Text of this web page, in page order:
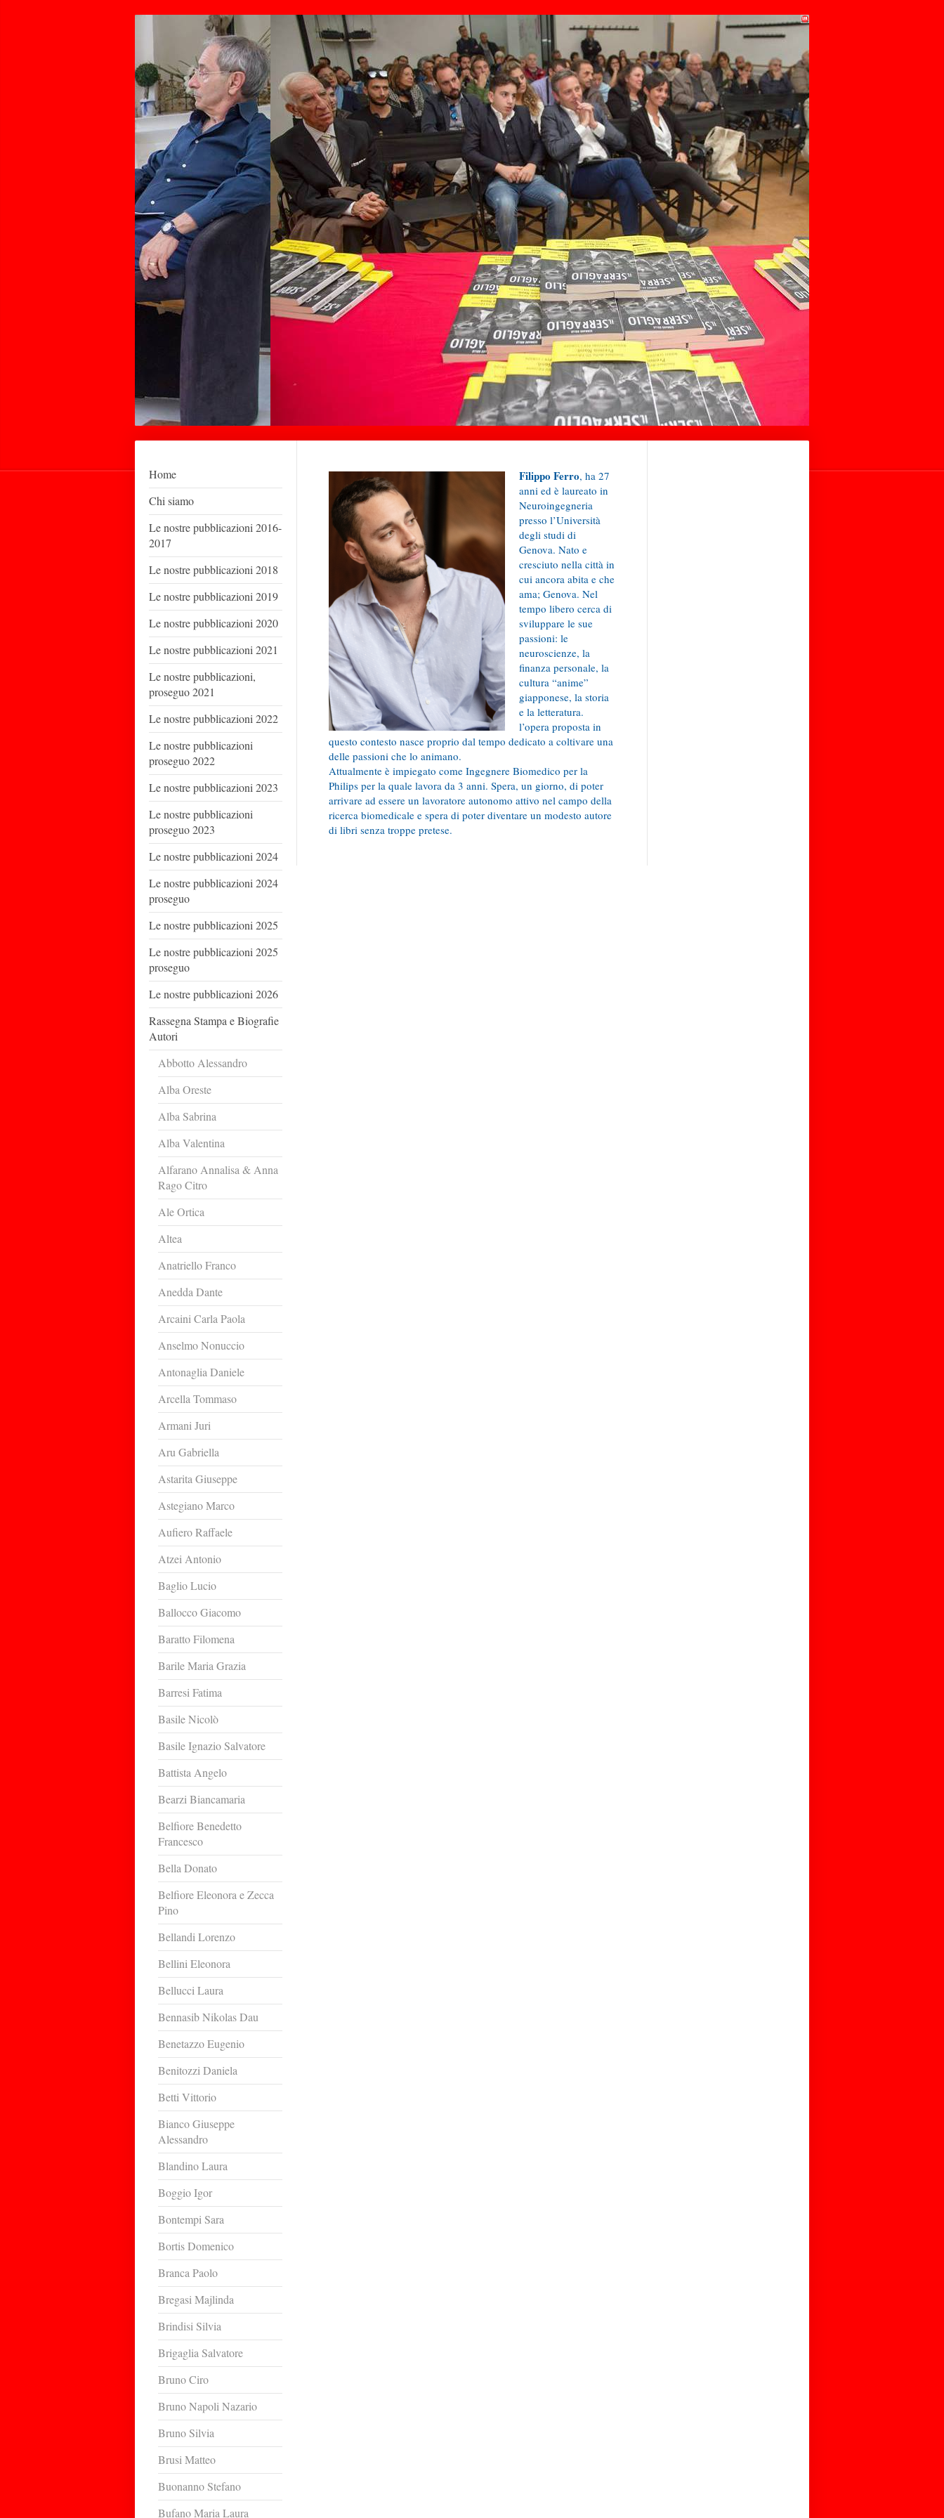
Home
Chi siamo
Le nostre pubblicazioni 2016-
2017
Le nostre pubblicazioni 2018
Le nostre pubblicazioni 2019
Le nostre pubblicazioni 2020
Le nostre pubblicazioni 2021
Le nostre pubblicazioni,
proseguo 2021
Le nostre pubblicazioni 2022
Le nostre pubblicazioni
proseguo 2022
Le nostre pubblicazioni 2023
Le nostre pubblicazioni
proseguo 2023
Le nostre pubblicazioni 2024
Le nostre pubblicazioni 2024
proseguo
Le nostre pubblicazioni 2025
Le nostre pubblicazioni 2025
proseguo
Le nostre pubblicazioni 2026
Rassegna Stampa e Biografie
Autori
Abbotto Alessandro
Alba Oreste
Alba Sabrina
Alba Valentina
Alfarano Annalisa & Anna
Rago Citro
Ale Ortica
Altea
Anatriello Franco
Anedda Dante
Arcaini Carla Paola
Anselmo Nonuccio
Antonaglia Daniele
Arcella Tommaso
Armani Juri
Aru Gabriella
Astarita Giuseppe
Astegiano Marco
Aufiero Raffaele
Atzei Antonio
Baglio Lucio
Ballocco Giacomo
Baratto Filomena
Barile Maria Grazia
Barresi Fatima
Basile Nicolò
Basile Ignazio Salvatore
Battista Angelo
Bearzi Biancamaria
Belfiore Benedetto
Francesco
Bella Donato
Belfiore Eleonora e Zecca
Pino
Bellandi Lorenzo
Bellini Eleonora
Bellucci Laura
Bennasib Nikolas Dau
Benetazzo Eugenio
Benitozzi Daniela
Betti Vittorio
Bianco Giuseppe
Alessandro
Blandino Laura
Boggio Igor
Bontempi Sara
Bortis Domenico
Branca Paolo
Bregasi Majlinda
Brindisi Silvia
Brigaglia Salvatore
Bruno Ciro
Bruno Napoli Nazario
Bruno Silvia
Brusi Matteo
Buonanno Stefano
Bufano Maria Laura
Filippo Ferro, ha 27
anni ed è laureato in
Neuroingegneria
presso l’Università
degli studi di
Genova. Nato e
cresciuto nella città in
cui ancora abita e che
ama; Genova. Nel
tempo libero cerca di
sviluppare le sue
passioni: le
neuroscienze, la
finanza personale, la
cultura “anime”
giapponese, la storia
e la letteratura.
l’opera proposta in
questo contesto nasce proprio dal tempo dedicato a coltivare una
delle passioni che lo animano.
Attualmente è impiegato come Ingegnere Biomedico per la
Philips per la quale lavora da 3 anni. Spera, un giorno, di poter
arrivare ad essere un lavoratore autonomo attivo nel campo della
ricerca biomedicale e spera di poter diventare un modesto autore
di libri senza troppe pretese.